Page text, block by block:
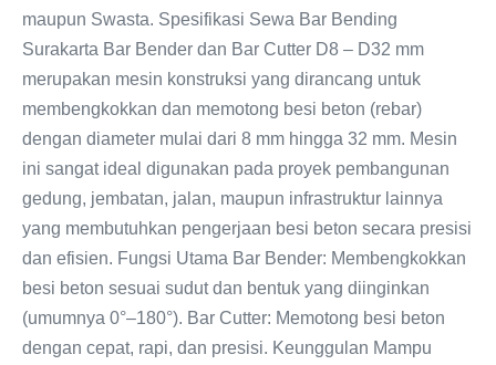
maupun Swasta. Spesifikasi Sewa Bar Bending
Surakarta Bar Bender dan Bar Cutter D8 – D32 mm
merupakan mesin konstruksi yang dirancang untuk
membengkokkan dan memotong besi beton (rebar)
dengan diameter mulai dari 8 mm hingga 32 mm. Mesin
ini sangat ideal digunakan pada proyek pembangunan
gedung, jembatan, jalan, maupun infrastruktur lainnya
yang membutuhkan pengerjaan besi beton secara presisi
dan efisien. Fungsi Utama Bar Bender: Membengkokkan
besi beton sesuai sudut dan bentuk yang diinginkan
(umumnya 0°–180°). Bar Cutter: Memotong besi beton
dengan cepat, rapi, dan presisi. Keunggulan Mampu